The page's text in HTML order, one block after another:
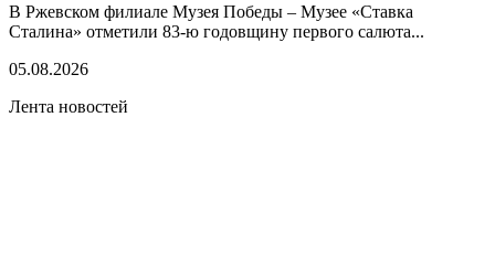
В Ржевском филиале Музея Победы – Музее «Ставка
Сталина» отметили 83-ю годовщину первого салюта...
05.08.2026
Лента новостей